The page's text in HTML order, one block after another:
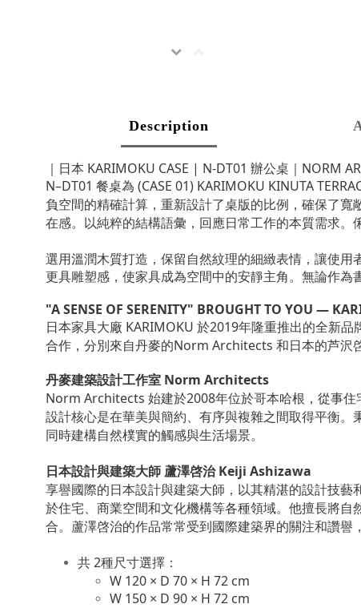
Description
｜日本 KARIMOKU CASE | N-DT01 辦公桌｜NORM
N–DT01 餐桌為 (CASE 01) KARIMOKU KINUTA
負空間的精確計算，重新設計了桌版的比例，確保了
在感。 以純粹的結構語彙，回應日常工作的本質需求。
選用溫潤木質打造，保留自然紋理的細緻表情，讓使
更具雕塑感，使家具成為空間中的安靜主角。 無論作為
"A SENSE OF SERENITY" BROUGHT TO YOU —
日本家具大廠 KARIMOKU 於2019年隆重推出的全新
合作，分別來自丹麥的Norm Architects 和日本的芦沢
丹麥建築設計工作室 Norm Architects
Norm Architects 始建於2008年位於哥本哈根，從事
設計核心是在華美與簡約、有序與複雜之間取得平衡。
同時建構自然樸實的觸感與生活場景。
日本設計與建築大師 蘆澤啓治 Keiji Ashizawa
享譽國際的日本設計與建築大師，以其精湛的設計技
於住宅、商業空間和文化機構等各種領域。他擅長將
合。蘆澤啓治的作品常常受到國際建築界的關注和讚譽
共 2種尺寸選擇：
W 120 × D 70 × H 72 cm
W 150 × D 90 × H 72 cm